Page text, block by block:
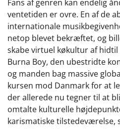
Fans af genren kan endelig
ventetiden er ovre. En af de
internationale
netop blevet bekræftet, og
skabe virtuel køkultur af
Burna Boy, den ubestridte
og manden bag massive
kursen mod Danmark for at
der allerede nu tegner til at
omtalte kulturelle
karismatiske tilstedeværelse,